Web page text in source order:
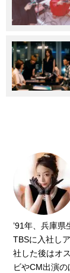
’91年、兵庫県
TBSに入社し
社した後はオ
ビやCM出演